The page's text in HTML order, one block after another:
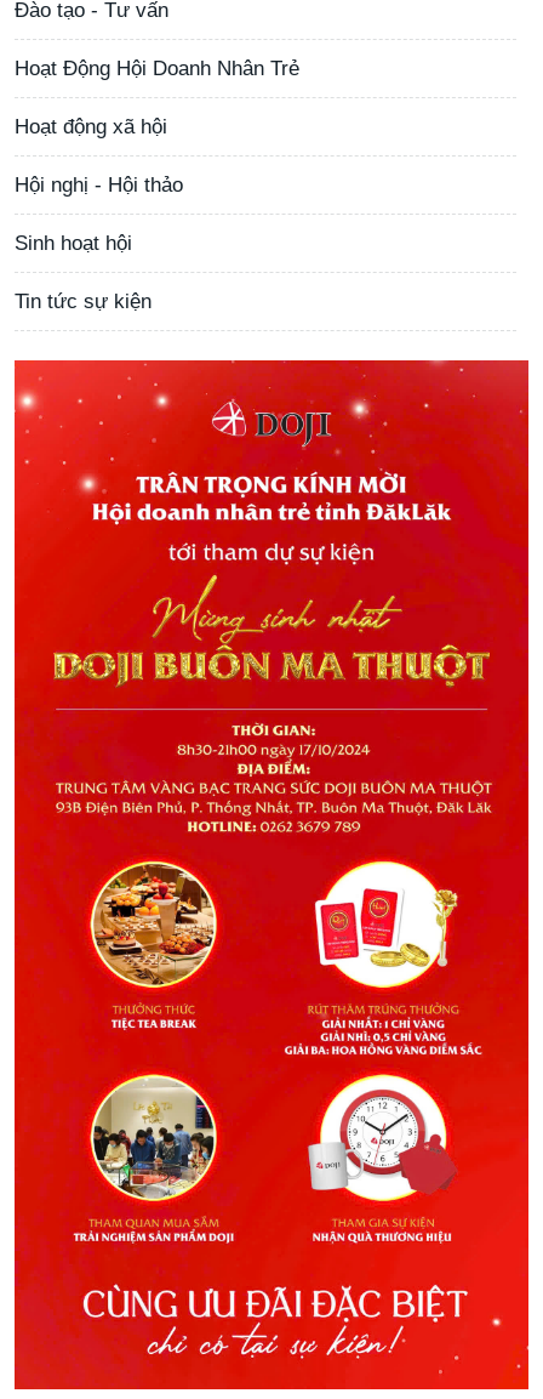
Đào tạo - Tư vấn
Hoạt Động Hội Doanh Nhân Trẻ
Hoạt động xã hội
Hội nghị - Hội thảo
Sinh hoạt hội
Tin tức sự kiện